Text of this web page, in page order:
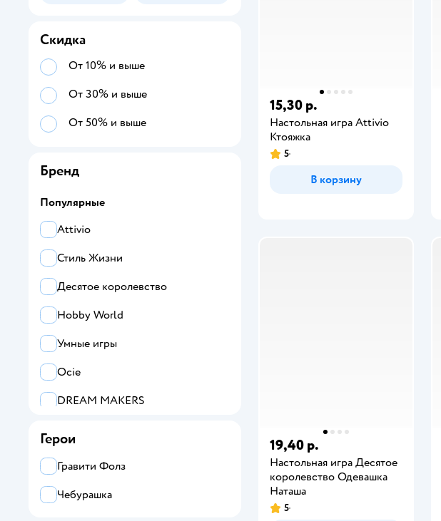
15,30 р.
Настольная игра Attivio
Ктояжка
5
В корзину
19,40 р.
Настольная игра Десятое
королевство Одевашка
Наташа
5
Скидка
От 10% и выше
От 30% и выше
От 50% и выше
Бренд
Популярные
Attivio
Стиль Жизни
Десятое королевство
Hobby World
Умные игры
Ocie
DREAM MAKERS
Герои
Гравити Фолз
Чебурашка